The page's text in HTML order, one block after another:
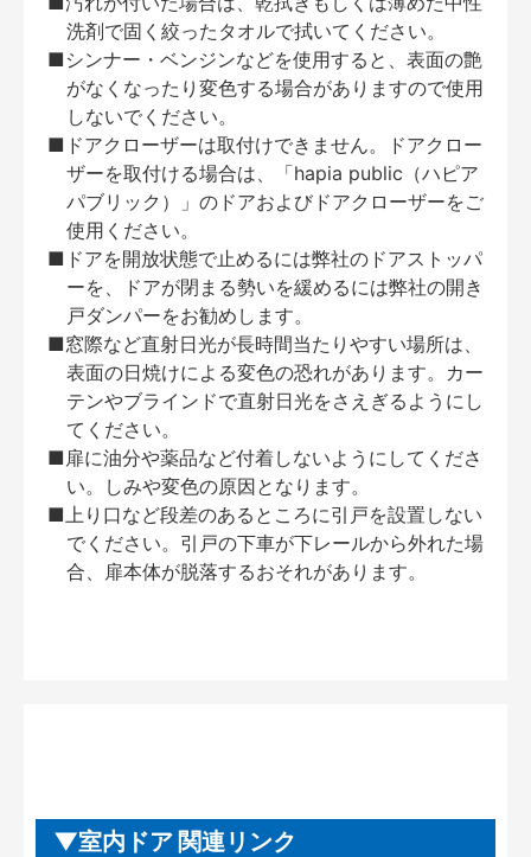
洗剤で固く絞ったタオルで拭いてください。
■シンナー・ベンジンなどを使用すると、表面の艶
がなくなったり変色する場合がありますので使用
しないでください。
■ドアクローザーは取付けできません。ドアクロー
ザーを取付ける場合は、「hapia public（ハピア
パブリック）」のドアおよびドアクローザーをご
使用ください。
■ドアを開放状態で止めるには弊社のドアストッパ
ーを、ドアが閉まる勢いを緩めるには弊社の開き
戸ダンパーをお勧めします。
■窓際など直射日光が長時間当たりやすい場所は、
表面の日焼けによる変色の恐れがあります。カー
テンやブラインドで直射日光をさえぎるようにし
てください。
■扉に油分や薬品など付着しないようにしてくださ
い。しみや変色の原因となります。
■上り口など段差のあるところに引戸を設置しない
でください。引戸の下車が下レールから外れた場
合、扉本体が脱落するおそれがあります。
室内ドア 関連リンク